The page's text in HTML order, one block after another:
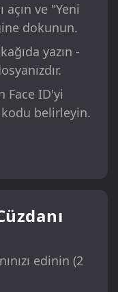
ve "Yeni
dokunun.
yazın -
Face ID'yi
belirleyin.
edinin (2